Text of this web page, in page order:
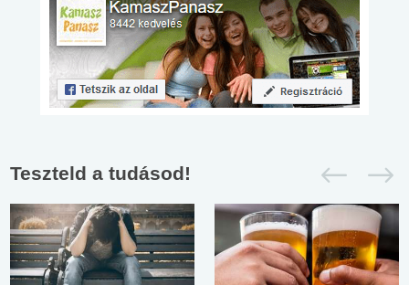
Teszteld a tudásod!